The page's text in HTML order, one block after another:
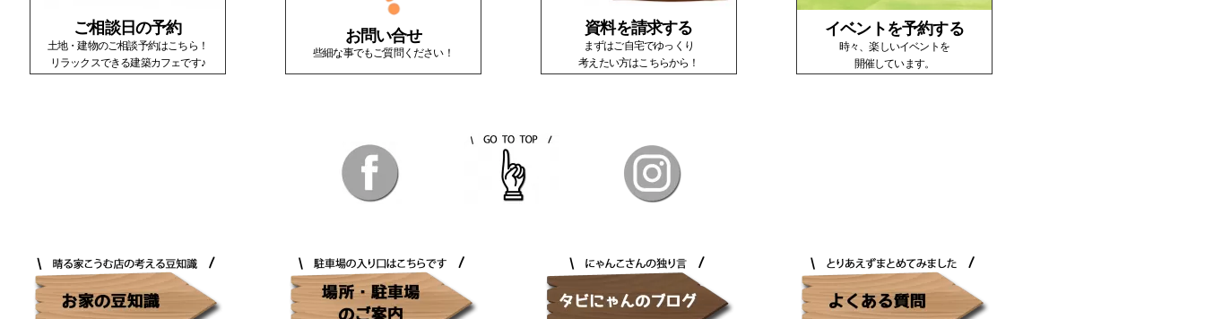
ご相談日の予約
土地・建物のご相談予約はこちら！
リラックスできる建築カフェです♪
お問い合せ
些細な事でもご質問ください！
資料を請求する
まずはご自宅でゆっくり
考えたい方はこちらから！
イベントを予約する
時々、楽しいイベントを
開催しています。